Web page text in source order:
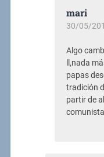
mari
30/05/
Algo
ll,nada
papas
tradición
partir de